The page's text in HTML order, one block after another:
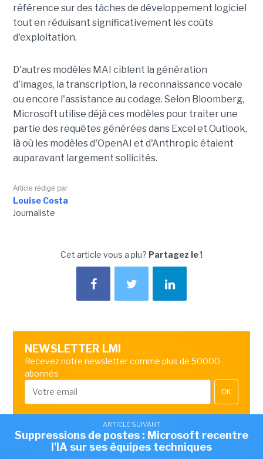
ARTICLE SUIVANT
Microsoft pousse ses propres modèles dans
Excel et Outlook
référence sur des tâches de développement logiciel
tout en réduisant significativement les coûts
d'exploitation.
D'autres modèles MAI ciblent la génération
d'images, la transcription, la reconnaissance vocale
ou encore l'assistance au codage. Selon Bloomberg,
Microsoft utilise déjà ces modèles pour traiter une
partie des requêtes générées dans Excel et Outlook,
là où les modèles d'OpenAI et d'Anthropic étaient
auparavant largement sollicités.
Article rédigé par
Louise Costa
Journaliste
Cet article vous a plu? Partagez le !
NEWSLETTER LMI
Recevez notre newsletter comme plus de 50000
abonnés
OK
Commentaire
ARTICLE SUIVANT
Suppressions de postes : Microsoft recentre
l'IA sur ses équipes techniques